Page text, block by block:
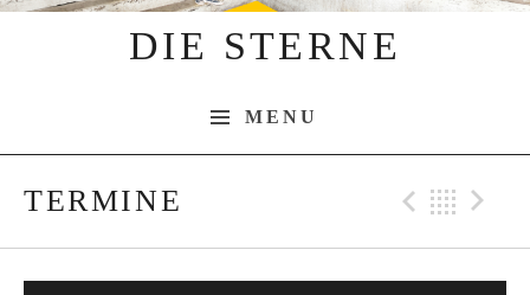
DIE STERNE
MENU
TERMINE